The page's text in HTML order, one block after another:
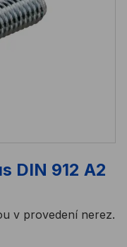
DIN 912 A2
v provedení nerez.